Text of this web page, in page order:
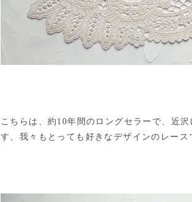
こちらは、約10年間のロングセラーで、近
す、我々もとっても好きなデザインのレース